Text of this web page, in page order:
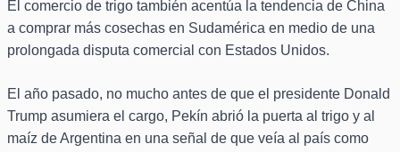
El comercio de trigo también acentúa la tendencia de China
a comprar más cosechas en Sudamérica en medio de una
prolongada disputa comercial con Estados Unidos.
El año pasado, no mucho antes de que el presidente Donald
Trump asumiera el cargo, Pekín abrió la puerta al trigo y al
maíz de Argentina en una señal de que veía al país como